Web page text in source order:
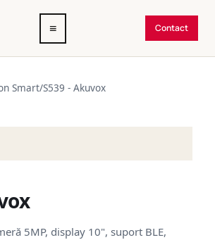
Deschide
meniul
≡ Contact
Smart/S539 - Akuvox
5MP, display 10", suport BLE,